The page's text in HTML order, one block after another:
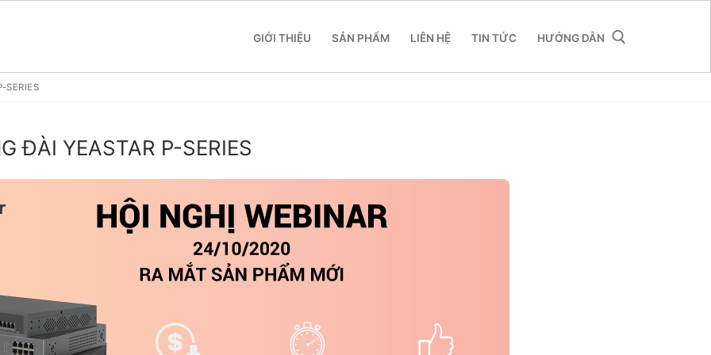
GIỚI THIỆU SẢN PHẨM LIÊN HỆ TIN TỨC HƯỚNG DẪN
S50
S100
SERIES
ĐÀI YEASTAR P-SERIES